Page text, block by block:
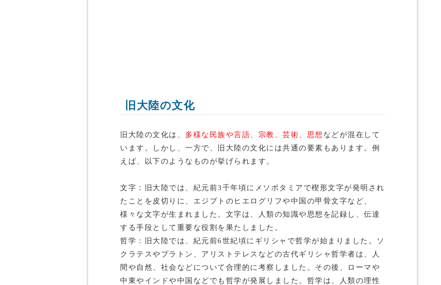
旧大陸の文化
旧大陸の文化は、 多様な民族や言語、宗教、芸術、思想 などが混在して
います。しかし、一方で、旧大陸の文化には共通の要素もあります。例
えば、以下のようなものが挙げられます。
文字：旧大陸では、紀元前3千年頃にメソポタミアで楔形文字が発明され
たことを皮切りに、エジプトのヒエログリフや中国の甲骨文字など、
様々な文字が生まれました。文字は、人類の知識や思想を記録し、伝達
する手段として重要な役割を果たしました。
哲学：旧大陸では、紀元前6世紀頃にギリシャで哲学が始まりました。ソ
クラテスやプラトン、アリストテレスなどの古代ギリシャ哲学者は、人
間や自然、社会などについて合理的に考察しました。その後、ローマや
中東やインドや中国などでも哲学が発展しました。哲学は、人類の理性